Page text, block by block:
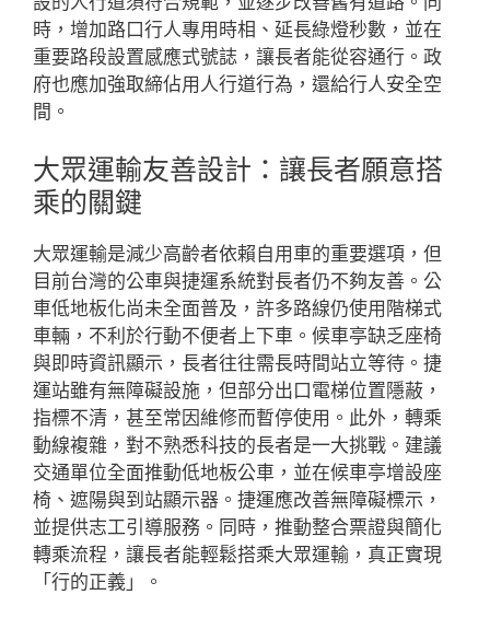
時，增加路口行人專用時相、延長綠燈秒數，並在
重要路段設置感應式號誌，讓長者能從容通行。政
府也應加強取締佔用人行道行為，還給行人安全空
間。
大眾運輸友善設計：讓長者願意搭
乘的關鍵
大眾運輸是減少高齡者依賴自用車的重要選項，但
目前台灣的公車與捷運系統對長者仍不夠友善。公
車低地板化尚未全面普及，許多路線仍使用階梯式
車輛，不利於行動不便者上下車。候車亭缺乏座椅
與即時資訊顯示，長者往往需長時間站立等待。捷
運站雖有無障礙設施，但部分出口電梯位置隱蔽，
指標不清，甚至常因維修而暫停使用。此外，轉乘
動線複雜，對不熟悉科技的長者是一大挑戰。建議
交通單位全面推動低地板公車，並在候車亭增設座
椅、遮陽與到站顯示器。捷運應改善無障礙標示，
並提供志工引導服務。同時，推動整合票證與簡化
轉乘流程，讓長者能輕鬆搭乘大眾運輸，真正實現
「行的正義」。